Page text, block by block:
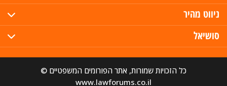
ניווט מהיר
סושיאל
כל הזכויות שמורות, אתר הפורומים המשפטיים ©
www.lawforums.co.il